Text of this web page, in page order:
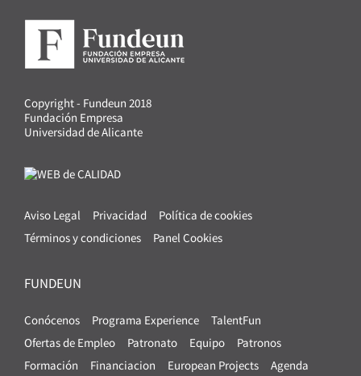
Copyright - Fundeun 2018
Fundación Empresa
Universidad de Alicante
Aviso Legal Privacidad
Política de cookies
Términos y condiciones
Panel Cookies
FUNDEUN
Conócenos Programa Experience
TalentFun
Ofertas de Empleo
Patronato Equipo
Patronos
Formación
Financiacion European Projects Agenda